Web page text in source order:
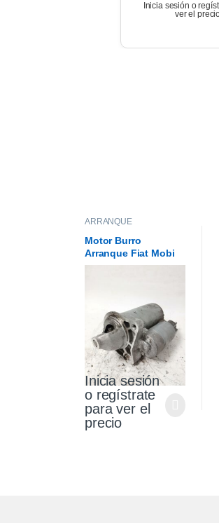
Inicia sesión o
ver el
ARRANQUE
Motor Burro
Arranque Fiat Mobi
1.0 Original
Inicia sesión
o regístrate
para ver el
precio